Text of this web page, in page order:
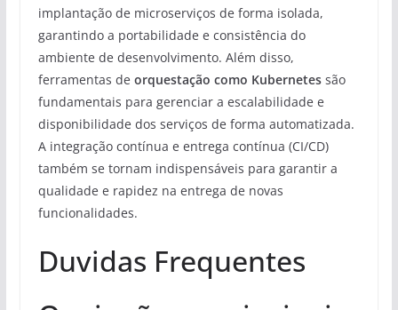
implantação de microserviços de forma isolada,
garantindo a portabilidade e consistência do
ambiente de desenvolvimento. Além disso,
ferramentas de orquestação como Kubernetessão
fundamentais para gerenciar a escalabilidade e
disponibilidade dos serviços de forma automatizada.
A integração contínua e entrega contínua (CI/CD)
também se tornam indispensáveis para garantir a
qualidade e rapidez na entrega de novas
funcionalidades.
Duvidas Frequentes